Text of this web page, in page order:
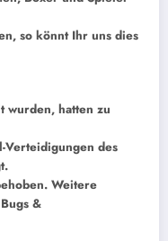
so könnt Ihr uns dies
wurden, hatten zu
Verteidigungen des
Weitere
&